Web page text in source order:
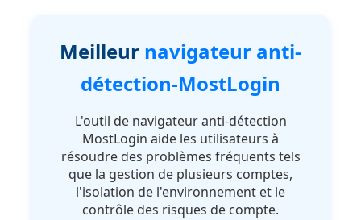
Meilleur navigateur anti-
détection-MostLogin
L'outil de navigateur anti-détection
MostLogin aide les utilisateurs à
résoudre des problèmes fréquents tels
que la gestion de plusieurs comptes,
l'isolation de l'environnement et le
contrôle des risques de compte.